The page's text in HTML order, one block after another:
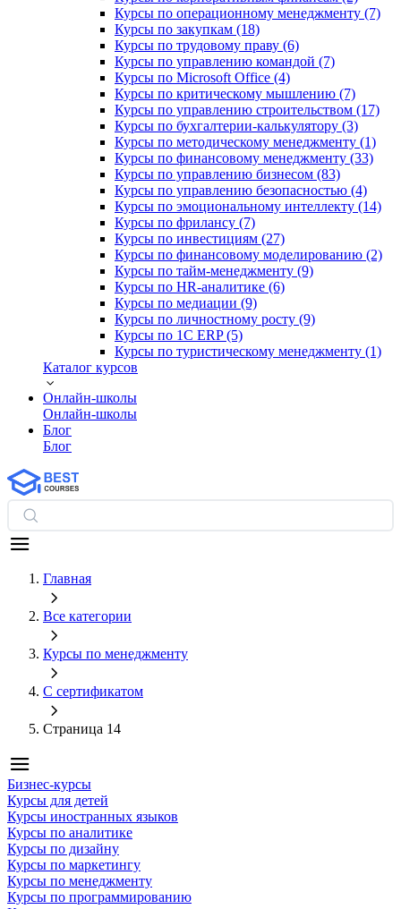
Курсы по операционному менеджменту (7)
Курсы по закупкам (18)
Курсы по трудовому праву (6)
Курсы по управлению командой (7)
Курсы по Microsoft Office (4)
Курсы по критическому мышлению (7)
Курсы по управлению строительством (17)
Курсы по бухгалтерии-калькулятору (3)
Курсы по методическому менеджменту (1)
Курсы по финансовому менеджменту (33)
Курсы по управлению бизнесом (83)
Курсы по управлению безопасностью (4)
Курсы по эмоциональному интеллекту (14)
Курсы по фрилансу (7)
Курсы по инвестициям (27)
Курсы по финансовому моделированию (2)
Курсы по тайм-менеджменту (9)
Курсы по HR-аналитике (6)
Курсы по медиации (9)
Курсы по личностному росту (9)
Курсы по 1С ERP (5)
Курсы по туристическому менеджменту (1)
Каталог курсов
Онлайн-школы
Онлайн-школы
Блог
Блог
Главная
Все категории
Курсы по менеджменту
С сертификатом
Страница 14
Бизнес-курсы
Курсы для детей
Курсы иностранных языков
Курсы по аналитике
Курсы по дизайну
Курсы по маркетингу
Курсы по менеджменту
Курсы по программированию